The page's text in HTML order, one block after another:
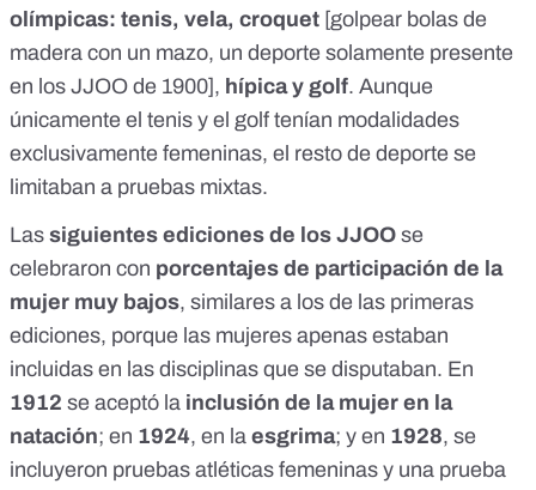
olímpicas: tenis, vela, croquet [golpear bolas de
madera con un mazo, un deporte solamente presente
en los JJOO de 1900], hípica y golf. Aunque
únicamente el tenis y el golf tenían modalidades
exclusivamente femeninas, el resto de deporte se
limitaban a pruebas mixtas.
Las siguientes ediciones de los JJOO se
celebraron con porcentajes de participación de la
mujer muy bajos, similares a los de las primeras
ediciones, porque las mujeres apenas estaban
incluidas en las disciplinas que se disputaban. En
1912 se aceptó la inclusión de la mujer en la
natación; en 1924, en la esgrima; y en 1928, se
incluyeron pruebas atléticas femeninas y una prueba